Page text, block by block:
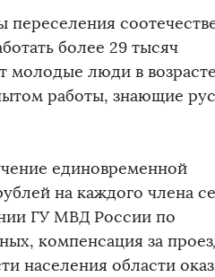
переселения
более 29 тысяч
молодые люди в
работы, знающие
единовременной
на каждого члена
ГУ МВД России по
компенсация за
населения области